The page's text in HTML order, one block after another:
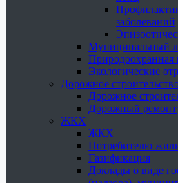
заболеваний
Муниципальный
Природоохранная
Экологические
Дорожное
Дорожное
Дорожный ремонт
ЖКХ
ЖКХ
Потребителю
Газификация
Доклады о виде